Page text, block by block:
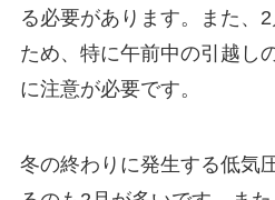
る必要があります。また、
ため、特に午前中の引越し
に注意が必要です。
冬の終わりに発生する低気